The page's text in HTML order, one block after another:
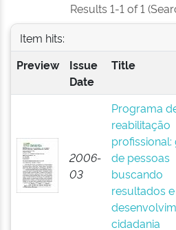
Results 1-1 of 1
Item hits:
Preview
Issue
Date
Title
2006-
03
Programa
reabilitação
profissional:
de pessoas
buscando
resultados
cidadania